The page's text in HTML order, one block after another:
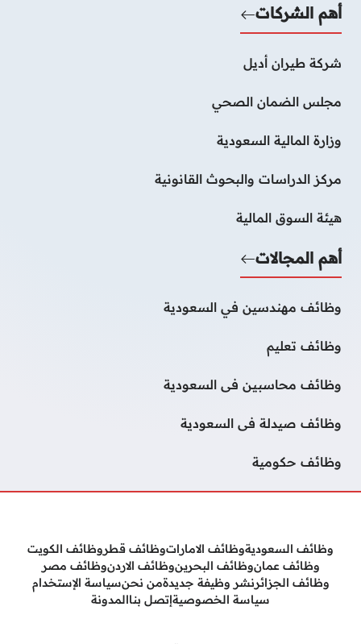
أهم الشركات
شركة طيران أديل
مجلس الضمان الصحي
وزارة المالية السعودية
مركز الدراسات والبحوث القانونية
هيئة السوق المالية
أهم المجالات
وظائف مهندسين في السعودية
وظائف تعليم
وظائف محاسبين فى السعودية
وظائف صيدلة فى السعودية
وظائف حكومية
وظائف السعوديةوظائف الاماراتوظائف قطروظائف الكويت
وظائف عمانوظائف البحرينوظائف الاردنوظائف مصر
وظائف الجزائرنشر وظيفة جديدةمن نحنسياسة الإستخدام
سياسة الخصوصيةإتصل بناالمدونة